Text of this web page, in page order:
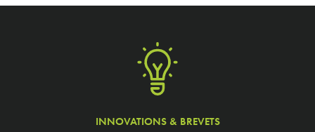
INNOVATIONS & BREVETS